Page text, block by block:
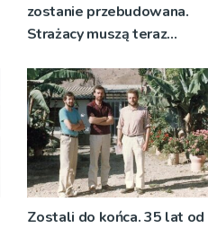
zostanie przebudowana.
Strażacy muszą teraz
wozem, żeby mieć miejsce
do przebierania na akcję
Zostali do końca. 35 lat od